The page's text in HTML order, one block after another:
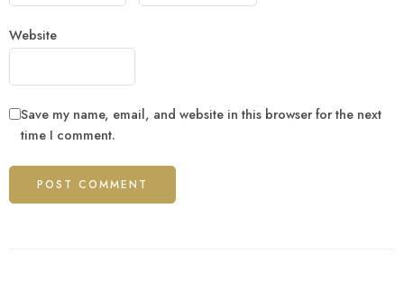
Website
Save my name, email, and website in this browser for the next
time I comment.